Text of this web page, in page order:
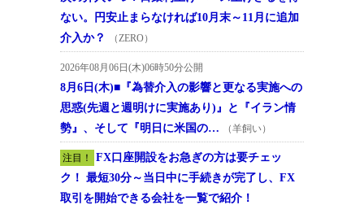
ない。円安止まらなければ10月末～11月に追加
介入か？
（ZERO）
2026年08月06日(木)06時50分公開
8月6日(木)■『為替介入の影響と更なる実施への
思惑(先週と週明けに実施あり)』と『イラン情
勢』、そして『明日に米国の…
（羊飼い）
注目！
FX口座開設をお急ぎの方は要チェッ
ク！ 最短30分～当日中に手続きが完了し、FX
取引を開始できる会社を一覧で紹介！